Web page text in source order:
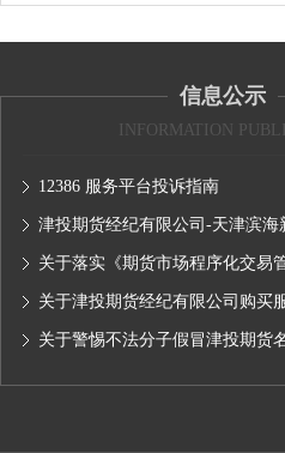
信息公示
INFORMATION
12386 服务平台投诉指南
津投期货经纪有限公司-天津滨海
业的公告
关于落实《期货市场程序化交易
求,无限易终端版本调整及客户通
关于津投期货经纪有限公司购买
联交易情况的公示
关于警惕不法分子假冒津投期货